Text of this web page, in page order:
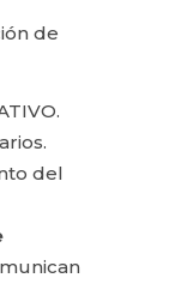
de
del